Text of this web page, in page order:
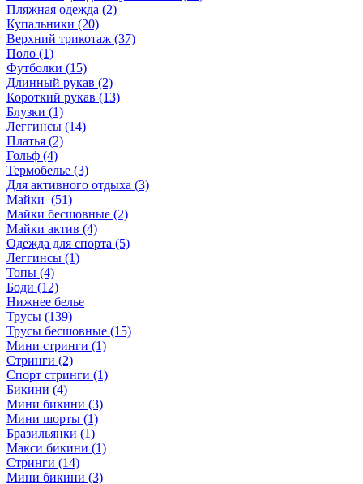
Пляжная одежда (2)
Купальники (20)
Верхний трикотаж (37)
Поло (1)
Футболки (15)
Длинный рукав (2)
Короткий рукав (13)
Блузки (1)
Леггинсы (14)
Платья (2)
Гольф (4)
Термобелье (3)
Для активного отдыха (3)
Майки (51)
Майки бесшовные (2)
Майки актив (4)
Одежда для спорта (5)
Леггинсы (1)
Топы (4)
Боди (12)
Нижнее белье
Трусы (139)
Трусы бесшовные (15)
Мини стринги (1)
Стринги (2)
Спорт стринги (1)
Бикини (4)
Мини бикини (3)
Мини шорты (1)
Бразильянки (1)
Макси бикини (1)
Стринги (14)
Мини бикини (3)